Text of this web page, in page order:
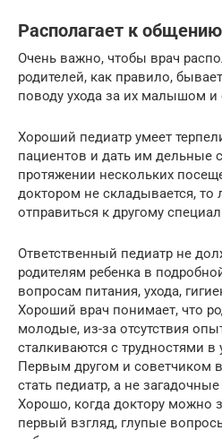
Располагает к общению
Очень важно, чтобы врач
родителей, как правило,
поводу ухода за их малышом и
Хороший педиатр умеет
пациентов и дать им дельные
протяжении нескольких
доктором не складывается,
отправиться к другому
Ответственный педиатр не
родителям ребенка в
вопросам питания, ухода,
Хороший врач понимает, что
молодые, из-за отсутствия
сталкиваются с трудностями
Первым другом и советчиком
стать педиатр, а не
Хорошо, когда доктору можно
первый взгляд, глупые